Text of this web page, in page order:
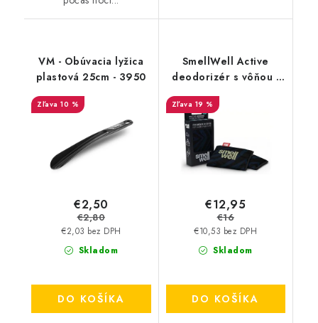
VM - Obúvacia lyžica
plastová 25cm - 3950
10 %
Skladom
€2,03 bez DPH
€2,50
€2,80
DO KOŠÍKA
SmellWell Active
deodorizér s vôňou -
Black Zebra
19 %
Skladom
€10,53 bez DPH
€12,95
€16
DO KOŠÍKA